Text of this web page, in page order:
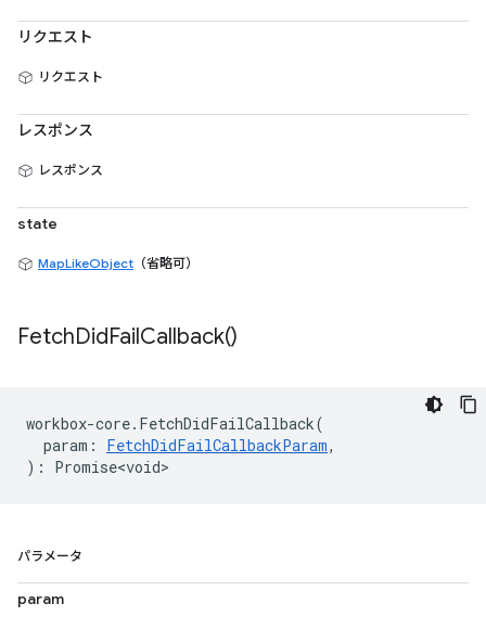
リクエスト
リクエスト
レスポンス
レスポンス
state
MapLikeObject （省略可）
FetchDidFailCallback()
workbox-core. FetchDidFailCallback(
param : FetchDidFailCallbackParam,
) : Promise<void>
パラメータ
param